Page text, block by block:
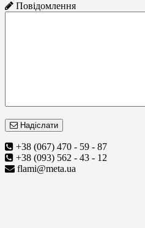
Повідомлення
Надіслати
+38 (067) 470 - 59 - 87
+38 (093) 562 - 43 - 12
flami@meta.ua